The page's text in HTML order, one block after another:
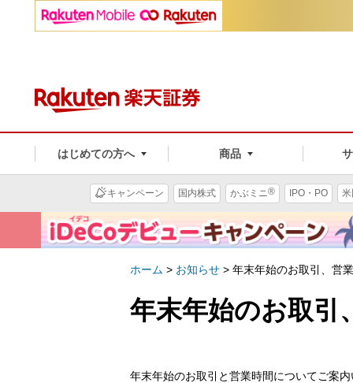
はじめての方へ 商品
キャンペーン 国内株式 かぶミニ® IPO・PO
ホーム > お知らせ > 年末年始のお取引、営
年末年始のお取引
年末年始のお取引と営業時間についてご案